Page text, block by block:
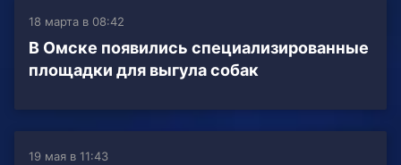
18 марта в 08:42
В Омске появились специализированные
площадки для выгула собак
19 мая в 11:43